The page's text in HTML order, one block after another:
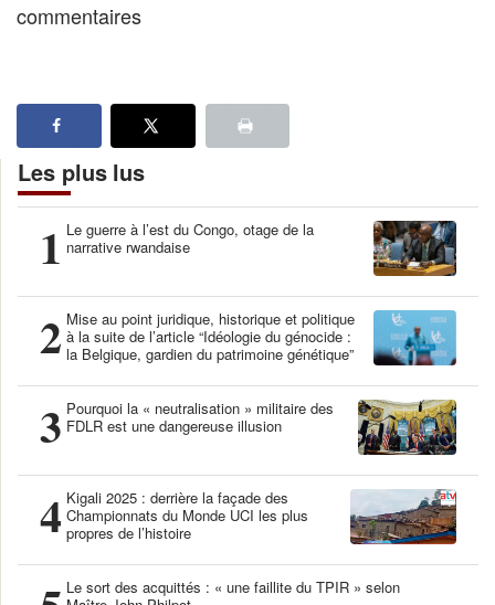
commentaires
Les plus lus
1 Le guerre à l’est du Congo, otage de la
narrative rwandaise
2 Mise au point juridique, historique et politique
à la suite de l’article “Idéologie du génocide :
la Belgique, gardien du patrimoine génétique”
3 Pourquoi la « neutralisation » militaire des
FDLR est une dangereuse illusion
4 Kigali 2025 : derrière la façade des
Championnats du Monde UCI les plus
propres de l’histoire
Le sort des acquittés : « une faillite du TPIR » selon